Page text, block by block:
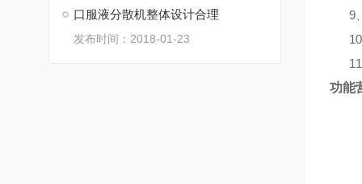
口服液分散机整体设计合理
发布时间：2018-01-23
9
功能